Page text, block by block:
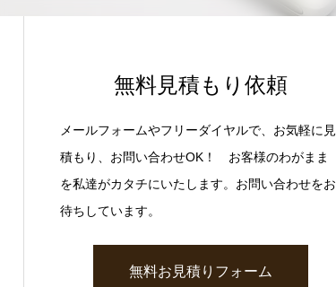
無料見積もり依頼
メールフォームやフリーダイヤルで、お気軽に見
積もり、お問い合わせOK！ お客様のわがまま
を私達がカタチにいたします。お問い合わせをお
待ちしています。
無料お見積りフォーム